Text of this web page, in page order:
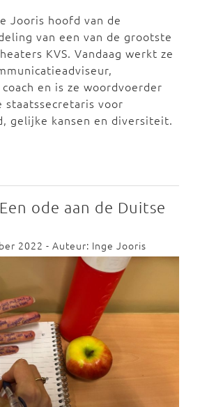
Jooris hoofd van de
van een van de grootste
KVS. Vandaag werkt ze
en is ze woordvoerder
staatssecretaris voor
gelijke kansen en diversiteit.
Een ode aan de Duitse
2022 - Auteur: Inge Jooris